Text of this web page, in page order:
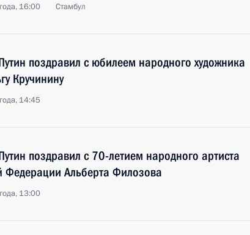
16:00 Стамбул
поздравил с юбилеем народного художника
Кручинину
14:45
поздравил с 70-летием народного артиста
Федерации Альберта Филозова
13:00